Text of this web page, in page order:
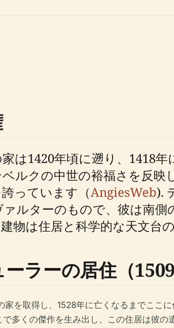
は1420年頃に遡り、1418
ルクの中世の裕福さを反
っています（AngiesWeb).
ルターのもので、彼は南
物は住居と科学的な天文台
ラーの居住（
を取得し、1528年に亡くなるまでここ
多くの傑作を生み出し、この住居は彼